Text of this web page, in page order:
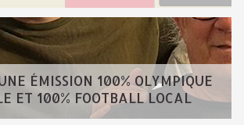
ÉMISSION 100% OLYMPIQUE
ET 100% FOOTBALL LOCAL